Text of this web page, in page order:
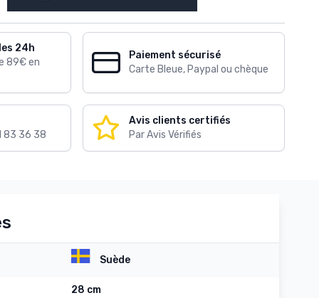
24h
89€ en
Paiement sécurisé
Carte Bleue, Paypal ou chèque
83 36 38
Avis clients certifiés
Par Avis Vérifiés
Suède
28 cm